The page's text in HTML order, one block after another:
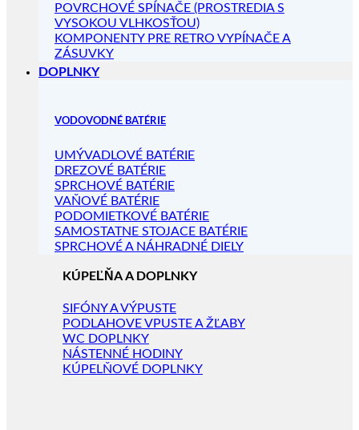
POVRCHOVÉ SPÍNAČE (PROSTREDIA S
VYSOKOU VLHKOSŤOU)
KOMPONENTY PRE RETRO VYPÍNAČE A
ZÁSUVKY
DOPLNKY
VODOVODNÉ BATÉRIE
UMÝVADLOVÉ BATÉRIE
DREZOVÉ BATÉRIE
SPRCHOVÉ BATÉRIE
VAŇOVÉ BATÉRIE
PODOMIETKOVÉ BATÉRIE
SAMOSTATNE STOJACE BATÉRIE
SPRCHOVÉ A NÁHRADNÉ DIELY
KÚPEĽŇA A DOPLNKY
SIFÓNY A VÝPUSTE
PODLAHOVE VPUSTE A ŽĽABY
WC DOPLNKY
NÁSTENNÉ HODINY
KÚPELŇOVÉ DOPLNKY